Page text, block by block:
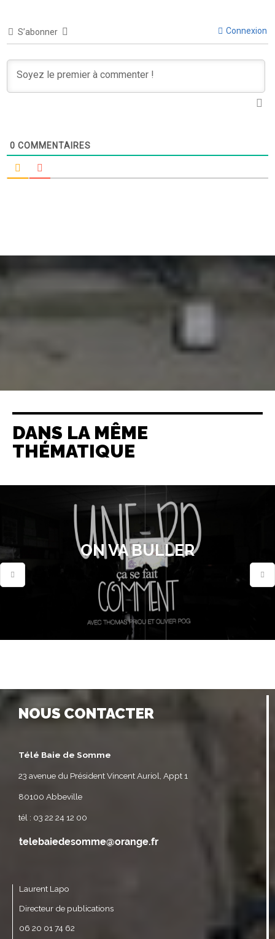
S’abonner Connexion
0 COMMENTAIRES
DANS LA MÊME
THÉMATIQUE
ON VA BULLER
NOUS CONTACTER
Télé Baie de Somme
23 avenue du Président Vincent Auriol, Appt 1
80100 Abbeville
tél : 03 22 24 12 00
Laurent Lapo
Directeur de publications
06 20 01 74 62